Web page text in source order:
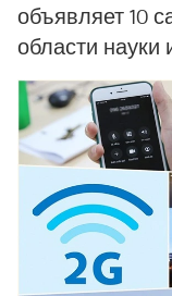
объявляет 10
области науки